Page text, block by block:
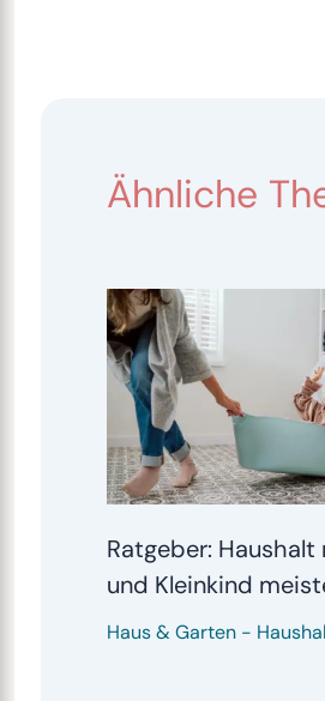
Ähnliche
Ratgeber:
und Kleinkind
Haus & Garten-